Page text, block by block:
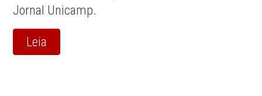
Jornal Unicamp.
Leia